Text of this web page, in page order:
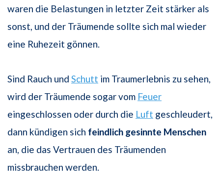
waren die Belastungen in letzter Zeit stärker als
sonst, und der Träumende sollte sich mal wieder
eine Ruhezeit gönnen.
Sind Rauch und Schutt im Traumerlebnis zu sehen,
wird der Träumende sogar vom Feuer
eingeschlossen oder durch die Luft geschleudert,
dann kündigen sich feindlich gesinnte Menschen
an, die das Vertrauen des Träumenden
missbrauchen werden.